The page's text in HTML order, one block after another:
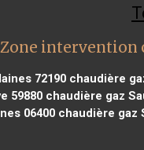
Zone intervention
72190 chaudière
59880 chaudière gaz
06400 chaudière gaz